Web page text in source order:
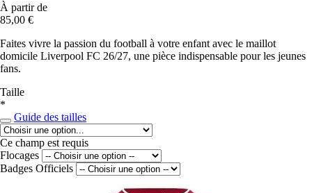
À partir de
85,00 €
Faites vivre la passion du football à votre enfant avec le maillot
domicile Liverpool FC 26/27, une pièce indispensable pour les jeunes
fans.
Taille
*
Guide des tailles
Ce champ est requis
Flocages
Badges Officiels